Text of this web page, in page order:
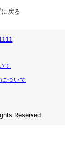
に戻る
て
ついて
Reserved.